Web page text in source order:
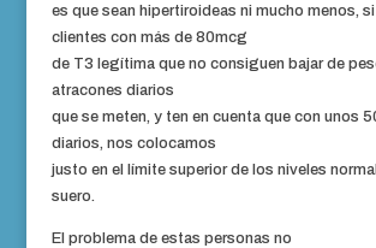
es que sean hipertiroideas ni mucho menos,
clientes con más de 80mcg
de T3 legítima que no consiguen bajar de
atracones diarios
que se meten, y ten en cuenta que con unos
diarios, nos colocamos
justo en el límite superior de los niveles
suero.
El problema de estas personas no